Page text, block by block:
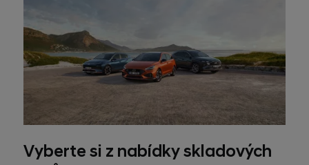
Vyberte si z nabídky skladových